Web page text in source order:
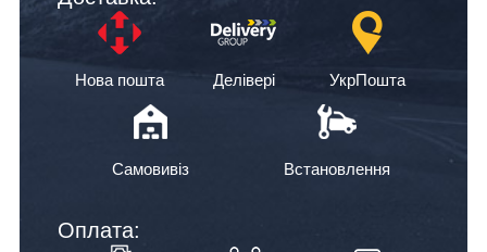
Нова пошта Делівері УкрПошта
Самовивіз Встановлення
Оплата: